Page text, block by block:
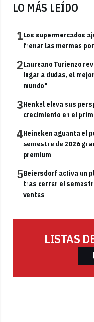
LO MÁS LEÍDO
1Los supermercados
frenar las mermas
2Laureano Turienzo
lugar a dudas, el
mundo"
3Henkel eleva sus
crecimiento en el
4Heineken aguanta el
semestre de 2026
premium
5Beiersdorf activa un
tras cerrar el
ventas
LISTAS